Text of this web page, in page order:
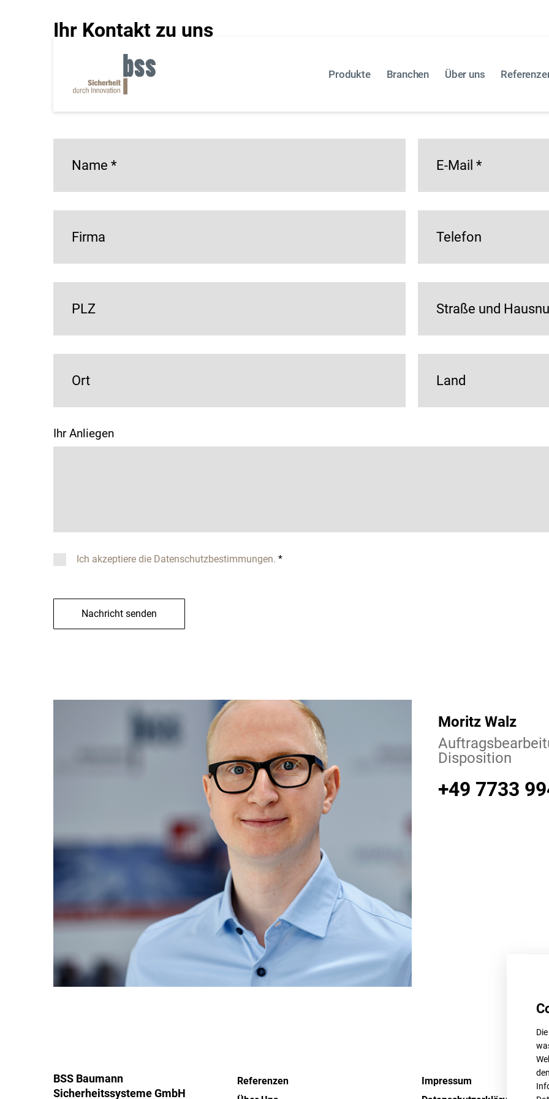
Produkte Branchen Über uns
Ihr Kontakt zu uns
Haben Sie eine Frage zu unseren Produkten, möchten Sie etwas bestellen, oder gibt es ein anderes
möchten? Dann nutzen Sie gern unser untenstehendes Kontaktformular.
*= Pflichtfeld
Name * E-Mail *
Firma Telefon
PLZ Straße und
Ort Land
Ihr Anliegen
Ich akzeptiere die Datenschutzbestimmungen. *
Nachricht senden
Moritz Walz
Disposition
+49 7733
BSS Baumann
Sicherheitssysteme GmbH
Referenzen
Impressum